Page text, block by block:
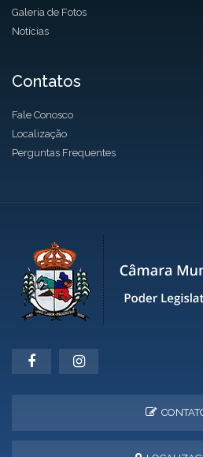
Galeria de Fotos
Notícias
Contatos
Fale Conosco
Localização
Perguntas Frequentes